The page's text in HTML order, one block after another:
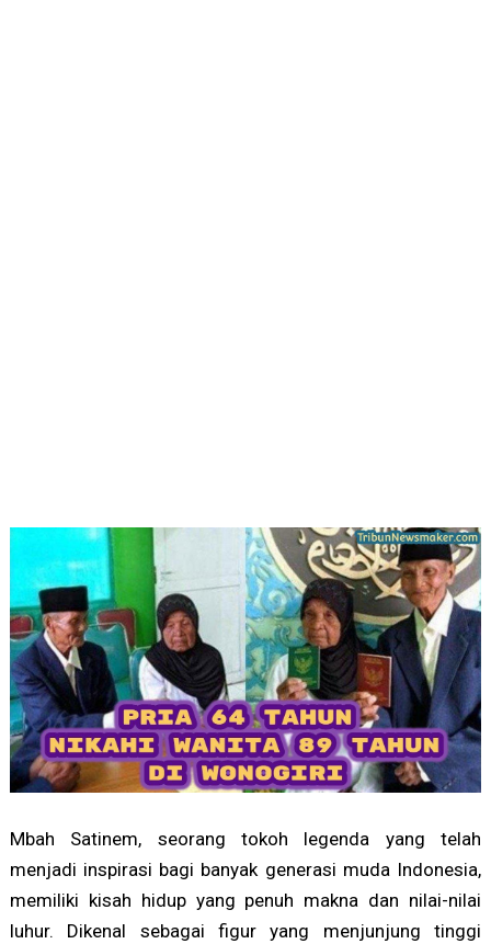
Mbah Satinem, seorang tokoh legenda yang telah
menjadi inspirasi bagi banyak generasi muda Indonesia,
memiliki kisah hidup yang penuh makna dan nilai-nilai
luhur. Dikenal sebagai figur yang menjunjung tinggi